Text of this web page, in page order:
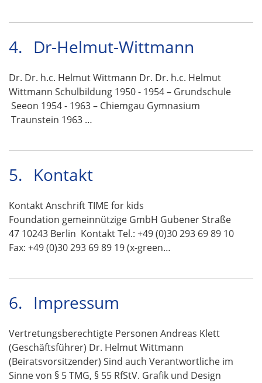
4. Dr-Helmut-Wittmann
Dr. Dr. h.c. Helmut Wittmann Dr. Dr. h.c. Helmut
Wittmann Schulbildung 1950 - 1954 – Grundschule
Seeon 1954 - 1963 – Chiemgau Gymnasium
Traunstein 1963 …
5. Kontakt
Kontakt Anschrift TIME for kids
Foundation gemeinnützige GmbH Gubener Straße
47 10243 Berlin Kontakt Tel.: +49 (0)30 293 69 89 10
Fax: +49 (0)30 293 69 89 19 (x-green…
6. Impressum
Vertretungsberechtigte Personen Andreas Klett
(Geschäftsführer) Dr. Helmut Wittmann
(Beiratsvorsitzender) Sind auch Verantwortliche im
Sinne von § 5 TMG, § 55 RfStV. Grafik und Design